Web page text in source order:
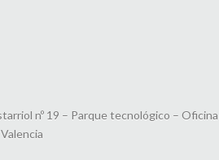
nº 19 – Parque tecnológico – Oficina